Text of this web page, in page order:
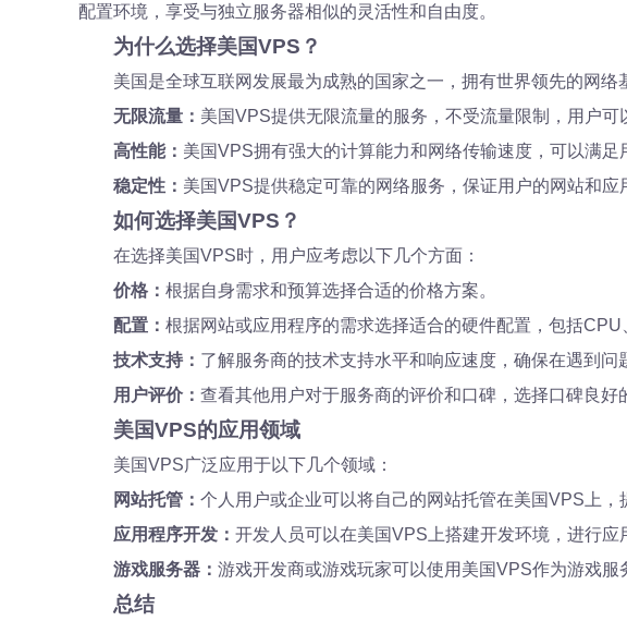
配置环境，享受与独立服务器相似的灵活性和自由度。
为什么选择美国VPS？
美国是全球互联网发展最为成熟的国家之一，拥有世界领先的网
无限流量： 美国VPS提供无限流量的服务，不受流量限制，用户可
高性能： 美国VPS拥有强大的计算能力和网络传输速度，可以满足
稳定性： 美国VPS提供稳定可靠的网络服务，保证用户的网站和应
如何选择美国VPS？
在选择美国VPS时，用户应考虑以下几个方面：
价格： 根据自身需求和预算选择合适的价格方案。
配置： 根据网站或应用程序的需求选择适合的硬件配置，包括CPU
技术支持： 了解服务商的技术支持水平和响应速度，确保在遇到问
用户评价： 查看其他用户对于服务商的评价和口碑，选择口碑良好
美国VPS的应用领域
美国VPS广泛应用于以下几个领域：
网站托管： 个人用户或企业可以将自己的网站托管在美国VPS上，
应用程序开发： 开发人员可以在美国VPS上搭建开发环境，进行应
游戏服务器： 游戏开发商或游戏玩家可以使用美国VPS作为游戏服
总结